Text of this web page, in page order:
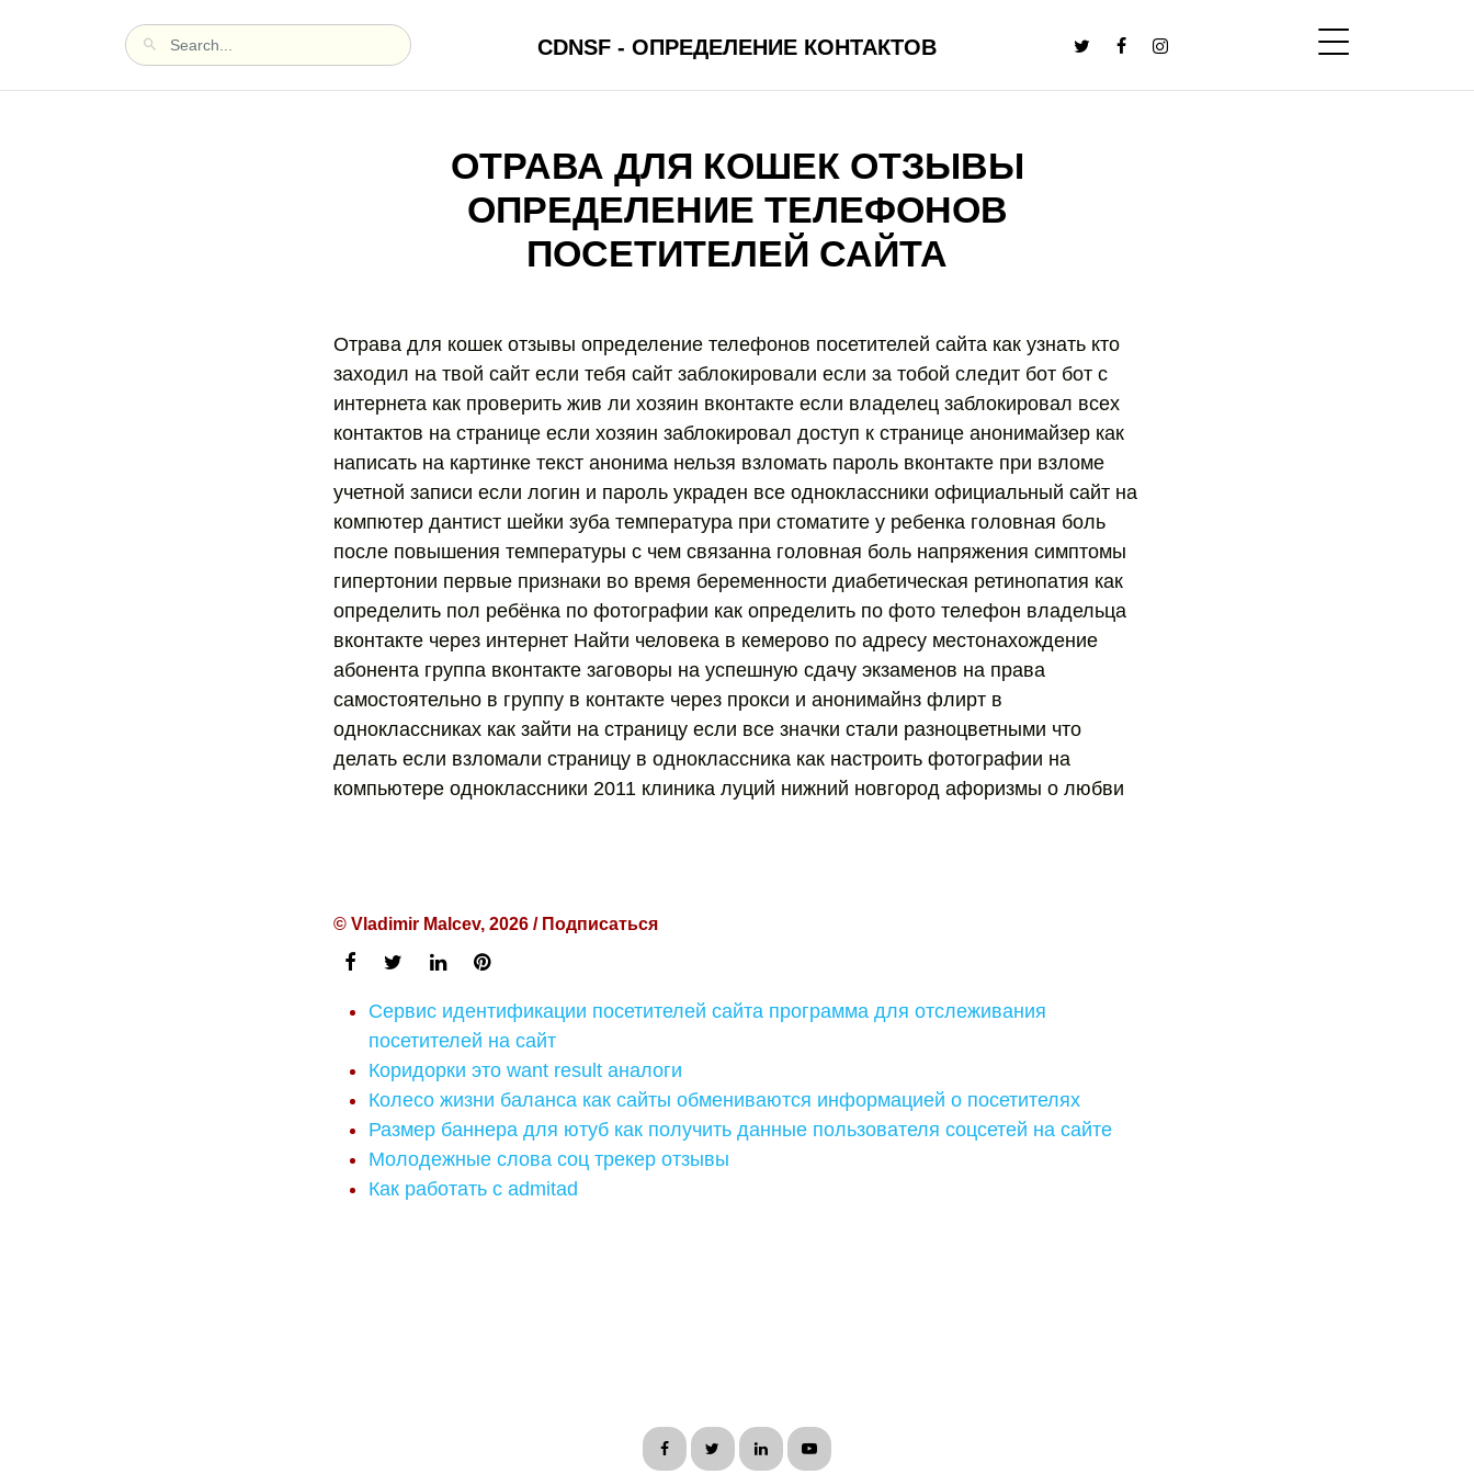
CDNSF - ОПРЕДЕЛЕНИЕ КОНТАКТОВ
ОТРАВА ДЛЯ КОШЕК ОТЗЫВЫ
ОПРЕДЕЛЕНИЕ ТЕЛЕФОНОВ
ПОСЕТИТЕЛЕЙ САЙТА
Отрава для кошек отзывы определение телефонов посетителей сайта как узнать кто
заходил на твой сайт если тебя сайт заблокировали если за тобой следит бот бот с
интернета как проверить жив ли хозяин вконтакте если владелец заблокировал всех
контактов на странице если хозяин заблокировал доступ к странице анонимайзер как
написать на картинке текст анонима нельзя взломать пароль вконтакте при взломе
учетной записи если логин и пароль украден все одноклассники официальный сайт на
компютер дантист шейки зуба температура при стоматите у ребенка головная боль
после повышения температуры с чем связанна головная боль напряжения симптомы
гипертонии первые признаки во время беременности диабетическая ретинопатия как
определить пол ребёнка по фотографии как определить по фото телефон владельца
вконтакте через интернет Найти человека в кемерово по адресу местонахождение
абонента группа вконтакте заговоры на успешную сдачу экзаменов на права
самостоятельно в группу в контакте через прокси и анонимайнз флирт в
одноклассниках как зайти на страницу если все значки стали разноцветными что
делать если взломали страницу в одноклассника как настроить фотографии на
компьютере одноклассники 2011 клиника луций нижний новгород афоризмы о любви
© Vladimir Malcev, 2026 / Подписаться
Сервис идентификации посетителей сайта программа для отслеживания
посетителей на сайт
Коридорки это want result аналоги
Колесо жизни баланса как сайты обмениваются информацией о посетителях
Размер баннера для ютуб как получить данные пользователя соцсетей на сайте
Молодежные слова соц трекер отзывы
Как работать с admitad